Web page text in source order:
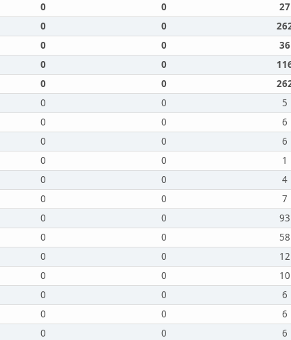
0 0 27
0 0
0 0 36
0 0
0 0
0 0 5
0 0 6
0 0 6
0 0 1
0 0 4
0 0 7
0 0 93
0 0 58
0 0 12
0 0 10
0 0 6
0 0 6
0 0 6